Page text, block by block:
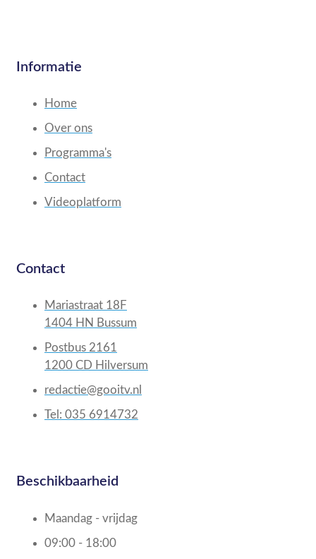
Informatie
Home
Over ons
Programma's
Contact
Videoplatform
Contact
Mariastraat 18F
1404 HN Bussum
Postbus 2161
1200 CD Hilversum
redactie@gooitv.nl
Tel: 035 6914732
Beschikbaarheid
Maandag - vrijdag
09:00 - 18:00